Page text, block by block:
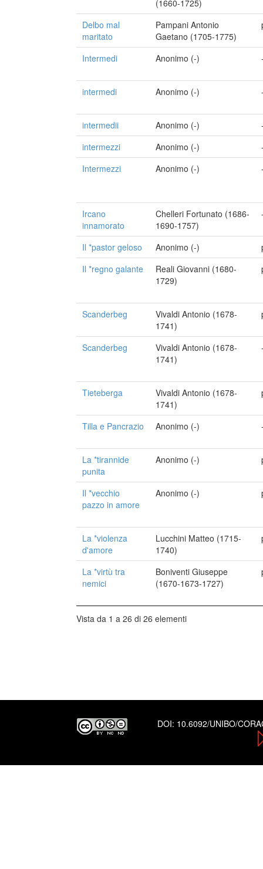
(1660-1725)
Delbo mal
maritato
Pampani Antonio
Gaetano (1705-1775)
Intermedi Anonimo (-)
intermedi Anonimo (-)
intermedii Anonimo (-)
intermezzi
Anonimo (-)
Intermezzi
Anonimo (-)
Ircano
innamorato
Chelleri Fortunato (1686-
1690-1757)
Il *pastor geloso Anonimo (-)
Il *regno galante
Reali Giovanni (1680-
1729)
Scanderbeg
Vivaldi Antonio (1678-
1741)
Scanderbeg
Vivaldi Antonio (1678-
1741)
Tieteberga
Vivaldi Antonio (1678-
1741)
Tilla e Pancrazio Anonimo (-)
La *tirannide
punita
Anonimo (-)
Il *vecchio
pazzo in amore
Anonimo (-)
La *violenza
d'amore
Lucchini Matteo (1715-
1740)
La *virtù tra
nemici
Boniventi Giuseppe
(1670-1673-1727)
Vista da 1 a 26 di 26 elementi
DOI: 10.6092/UNIBO/